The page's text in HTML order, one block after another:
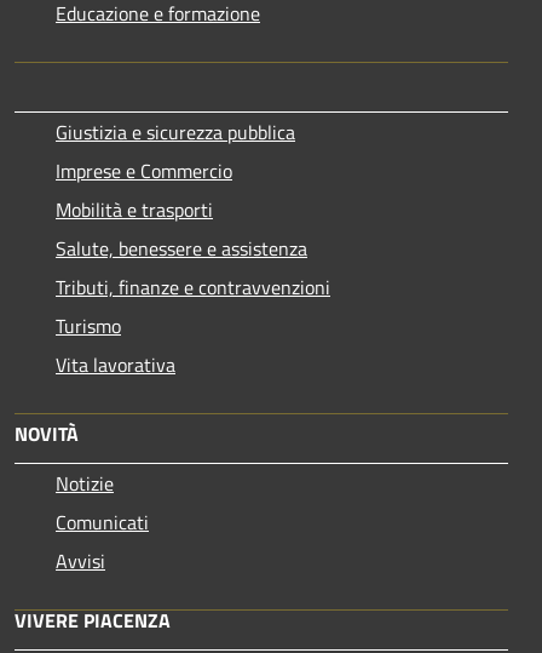
Educazione e formazione
Giustizia e sicurezza pubblica
Imprese e Commercio
Mobilità e trasporti
Salute, benessere e assistenza
Tributi, finanze e contravvenzioni
Turismo
Vita lavorativa
NOVITÀ
Notizie
Comunicati
Avvisi
VIVERE PIACENZA